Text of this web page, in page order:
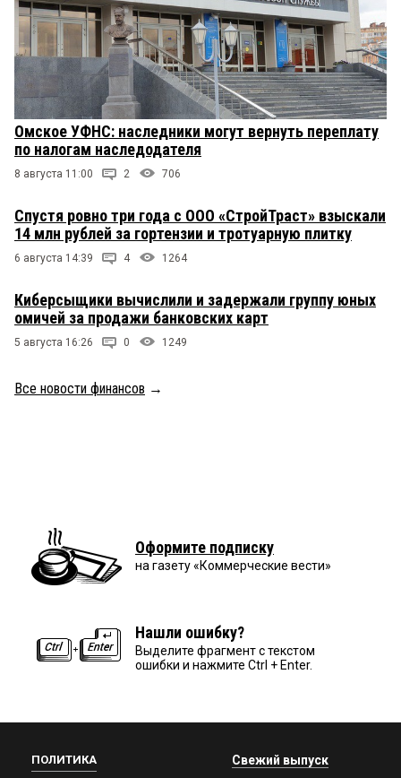
Омское УФНС: наследники могут вернуть переплату
по налогам наследодателя
8 августа 11:00 2 706
Спустя ровно три года с ООО «СтройТраст» взыскали
14 млн рублей за гортензии и тротуарную плитку
6 августа 14:39 4 1264
Киберсыщики вычислили и задержали группу юных
омичей за продажи банковских карт
5 августа 16:26 0 1249
Все новости финансов →
Оформите подписку
на газету «Коммерческие вести»
Нашли ошибку?
Выделите фрагмент с текстом
ошибки и нажмите Ctrl + Enter.
ПОЛИТИКА Свежий выпуск